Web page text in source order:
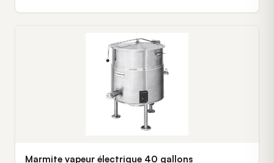
Marmite vapeur électrique 40 gallons